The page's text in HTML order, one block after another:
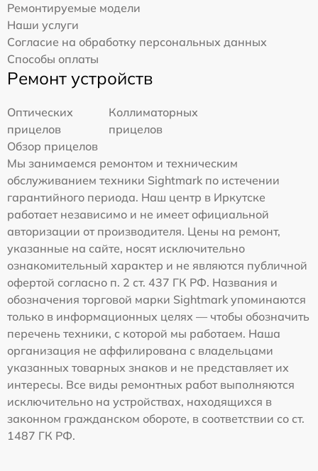
Ремонтируемые модели
Наши услуги
Согласие на обработку персональных данных
Способы оплаты
Ремонт устройств
Оптических
прицелов
Коллиматорных
прицелов
Обзор прицелов
Мы занимаемся ремонтом и техническим
обслуживанием техники Sightmark по истечении
гарантийного периода. Наш центр в Иркутске
работает независимо и не имеет официальной
авторизации от производителя. Цены на ремонт,
указанные на сайте, носят исключительно
ознакомительный характер и не являются публичной
офертой согласно п. 2 ст. 437 ГК РФ. Названия и
обозначения торговой марки Sightmark упоминаются
только в информационных целях — чтобы обозначить
перечень техники, с которой мы работаем. Наша
организация не аффилирована с владельцами
указанных товарных знаков и не представляет их
интересы. Все виды ремонтных работ выполняются
исключительно на устройствах, находящихся в
законном гражданском обороте, в соответствии со ст.
1487 ГК РФ.